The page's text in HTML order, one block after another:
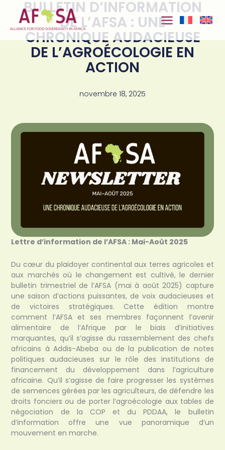
Aller au
contenuBULLETIN D’INFORMATION
DE L’AFSA : UNE
CHRONIQUE AUDACIEUSE
DE L’AGROÉCOLOGIE EN
ACTION
novembre 18, 2025
Lettre d’information de l’AFSA : Mai-Août 2025
Du cœur du plaidoyer continental aux terres agricoles et
aux marchés où le changement est cultivé, le dernier
bulletin trimestriel de l’AFSA (mai à août 2025) capture
une saison d’actions puissantes, de voix audacieuses et
de victoires stratégiques. Cette édition montre
comment l’AFSA et ses membres façonnent l’avenir
alimentaire de l’Afrique par le biais d’initiatives
marquantes, qu’il s’agisse du rassemblement des chefs
africains à Addis-Abeba ou de la publication de notes
politiques audacieuses sur le rôle des institutions de
financement du développement dans l’agriculture
africaine. Qu’il s’agisse de faire progresser les systèmes
de semences gérées par les agriculteurs, de défendre les
droits fonciers ou de porter l’agroécologie aux tables de
négociation de la COP et du PDDAA, le bulletin
d’information offre une vue panoramique d’un
mouvement en marche.